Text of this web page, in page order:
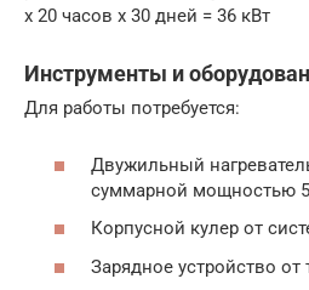
х 20 часов х 30 дней = 36 кВт
Инструменты и
Для работы потребуется:
Двужильный
суммарной мощностью
Корпусной кулер от
Зарядное устройство от